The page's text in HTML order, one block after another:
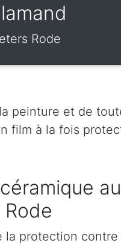
Rode
peinture et de
film à la fois
la protection contre